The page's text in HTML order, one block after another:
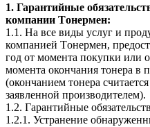
1. Гарантийные
компании Tонермен:
1.1. На все виды услуг и
компанией Tонермен,
год от момента покупки или
момента окончания тонера в
(окончанием тонера
заявленной производителем).
1.2. Гарантийные
1.2.1. Устранение